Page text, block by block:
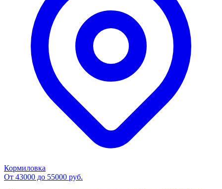
Кормиловка
От 43000 до 55000 руб.